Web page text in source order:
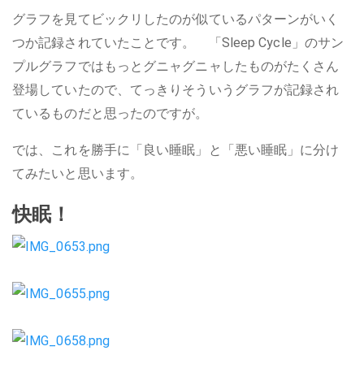
グラフを見てビックリしたのが似ているパターンがいく
つか記録されていたことです。 「Sleep Cycle」のサン
プルグラフではもっとグニャグニャしたものがたくさん
登場していたので、てっきりそういうグラフが記録され
ているものだと思ったのですが。
では、これを勝手に「良い睡眠」と「悪い睡眠」に分け
てみたいと思います。
快眠！